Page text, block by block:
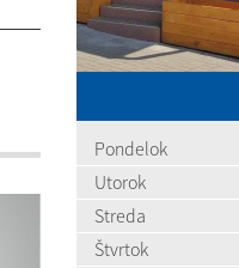
Pondelok
Utorok
Streda
Štvrtok